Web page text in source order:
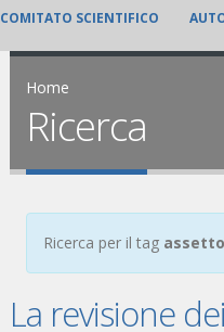
COMITATO SCIENTIFICO
Home
Ricerca
Ricerca per il tag
La revisione